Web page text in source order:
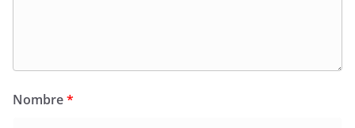
Nombre*